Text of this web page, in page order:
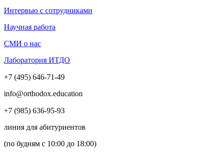
Интервью с сотрудниками
Научная работа
СМИ о нас
Лаборатория ИТДО
+7 (495) 646-71-49
info@orthodox.education
+7 (985) 636-95-93
линия для абитуриентов
(по будням с 10:00 до 18:00)